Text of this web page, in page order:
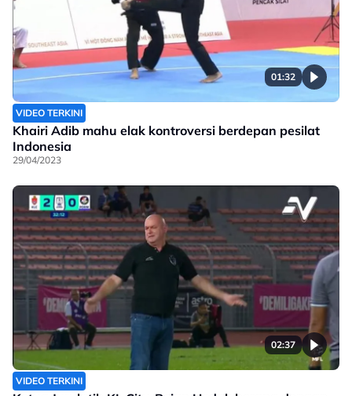
01:32
VIDEO TERKINI
Khairi Adib mahu elak kontroversi berdepan pesilat
Indonesia
29/04/2023
02:37
VIDEO TERKINI